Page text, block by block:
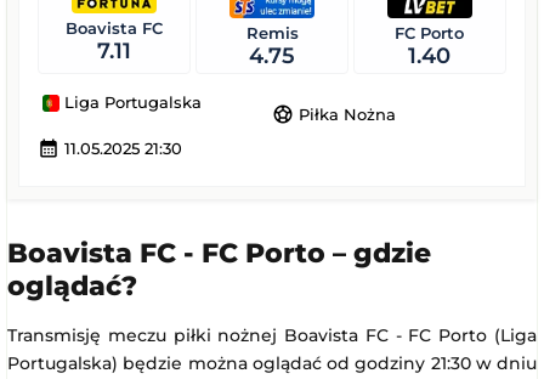
Boavista FC
7.11
Remis
4.75
FC Porto
1.40
Liga Portugalska
sports_soccer Piłka Nożna
calendar_month 11.05.2025 21:30
Boavista FC - FC Porto – gdzie
oglądać?
Transmisję meczu piłki nożnej Boavista FC - FC Porto (Liga
Portugalska) będzie można oglądać od godziny 21:30 w dniu